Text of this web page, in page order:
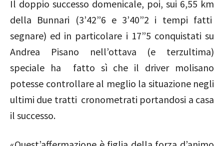
Il doppio successo domenicale, poi, sui 6,55 km
della Bunnari (3’42”6 e 3’40”2 i tempi fatti
segnare) ed in particolare i 17”5 conquistati su
Andrea Pisano nell’ottava (e terzultima)
speciale ha fatto sì che il driver molisano
potesse controllare al meglio la situazione negli
ultimi due tratti cronometrati portandosi a casa
il successo.